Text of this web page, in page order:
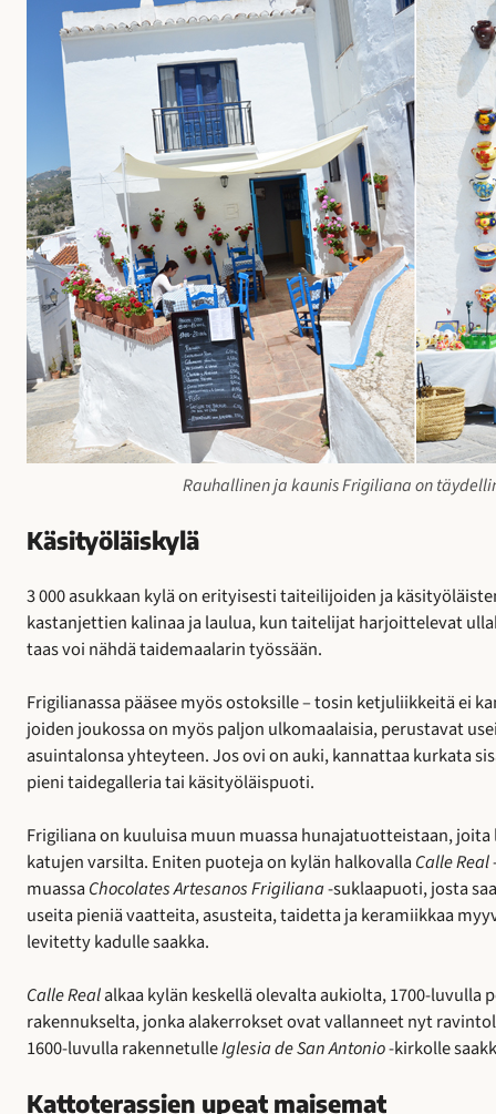
Rauhallinen ja kaunis Frigiliana on
Käsityöläiskylä
3 000 asukkaan kylä on erityisesti taiteilijoiden ja
kastanjettien kalinaa ja laulua, kun taitelijat harjoittelevat
taas voi nähdä taidemaalarin työssään.
Frigilianassa pääsee myös ostoksille – tosin ketjuliikkeitä ei
joiden joukossa on myös paljon ulkomaalaisia, perustavat
asuintalonsa yhteyteen. Jos ovi on auki, kannattaa kurkata
pieni taidegalleria tai käsityöläispuoti.
Frigiliana on kuuluisa muun muassa hunajatuotteistaan,
katujen varsilta. Eniten puoteja on kylän halkovalla Calle Real
muassa Chocolates Artesanos Frigiliana-suklaapuoti, josta
useita pieniä vaatteita, asusteita, taidetta ja keramiikkaa
levitetty kadulle saakka.
Calle Realalkaa kylän keskellä olevalta aukiolta, 1700-luvulla
rakennukselta, jonka alakerrokset ovat vallanneet nyt
1600-luvulla rakennetulleIglesia de San Antonio-kirkolle
Kattoterassien upeat maisemat